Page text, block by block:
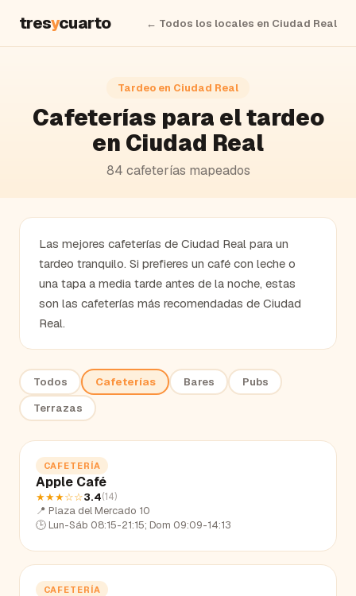
tresycuarto ← Todos los locales en Ciudad Real
Tardeo en Ciudad Real
Cafeterías para el tardeo
en Ciudad Real
84 cafeterías mapeados
Las mejores cafeterías de Ciudad Real para un
tardeo tranquilo. Si prefieres un café con leche o
una tapa a media tarde antes de la noche, estas
son las cafeterías más recomendadas de Ciudad
Real.
Todos Cafeterías Bares
Pubs
Terrazas
CAFETERÍA
Apple Café
★★★☆☆3.4(14)
📍 Plaza del Mercado 10
🕒 Lun-Sáb 08:15-21:15; Dom 09:09-14:13
CAFETERÍA